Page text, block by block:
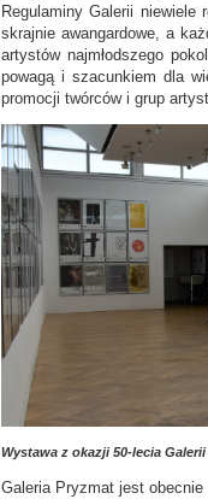
Regulaminy Galerii
skrajnie awangardowe, a
artystów najmłodszego
powagą i szacunkiem dla
promocji twórców i grup
Wystawa z okazji 50-lecia
Galeria Pryzmat jest obecnie